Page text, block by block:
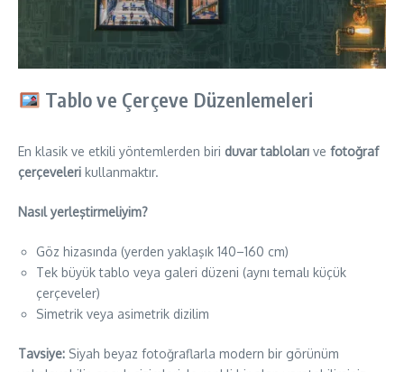
Tablo ve Çerçeve Düzenlemeleri
En klasik ve etkili yöntemlerden biri duvar tabloları ve fotoğraf
çerçeveleri kullanmaktır.
Nasıl yerleştirmeliyim?
Göz hizasında (yerden yaklaşık 140–160 cm)
Tek büyük tablo veya galeri düzeni (aynı temalı küçük
çerçeveler)
Simetrik veya asimetrik dizilim
Tavsiye: Siyah beyaz fotoğraflarla modern bir görünüm